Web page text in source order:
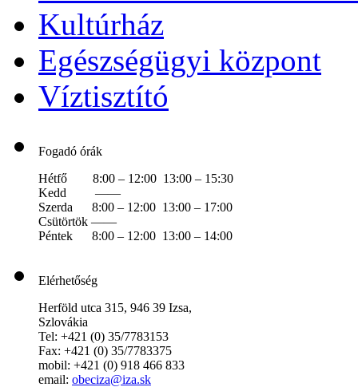
Kultúrház
Egészségügyi központ
Víztisztító
Fogadó órák
Hétfő 8:00 – 12:00 13:00 – 15:30
Kedd ——
Szerda 8:00 – 12:00 13:00 – 17:00
Csütörtök ——
Péntek 8:00 – 12:00 13:00 – 14:00
Elérhetőség
Herföld utca 315, 946 39 Izsa,
Szlovákia
Tel: +421 (0) 35/7783153
Fax: +421 (0) 35/7783375
mobil: +421 (0) 918 466 833
email: obeciza@iza.sk